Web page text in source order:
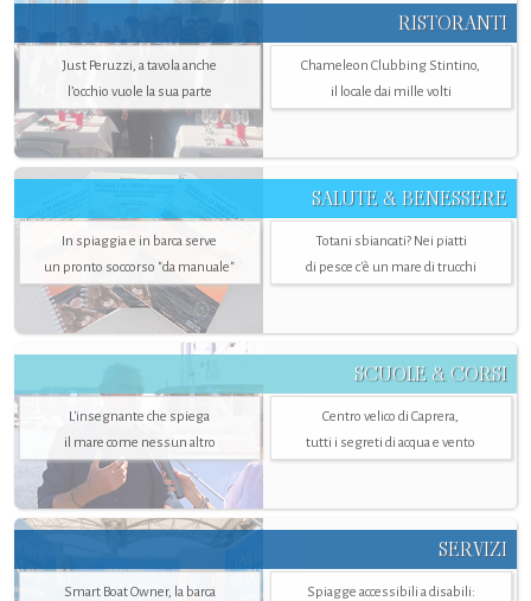
RISTORANTI
Just Peruzzi, a tavola anche
l’occhio vuole la sua parte
Chameleon Clubbing Stintino,
il locale dai mille volti
SALUTE & BENESSERE
In spiaggia e in barca serve
un pronto soccorso "da manuale"
Totani sbiancati? Nei piatti
di pesce c'è un mare di trucchi
SCUOLE & CORSI
L'insegnante che spiega
il mare come nessun altro
Centro velico di Caprera,
tutti i segreti di acqua e vento
SERVIZI
Smart Boat Owner, la barca
Spiagge accessibili a disabili: